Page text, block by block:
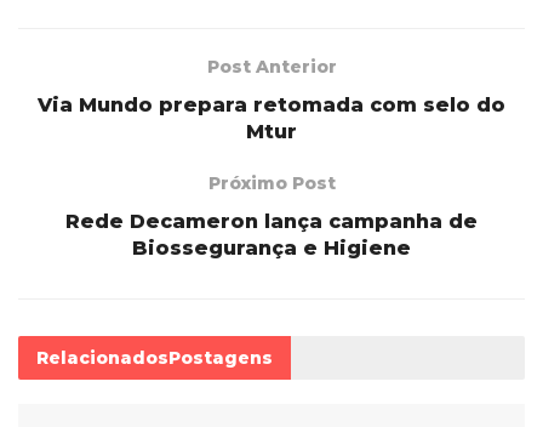
Post Anterior
Via Mundo prepara retomada com selo do
Mtur
Próximo Post
Rede Decameron lança campanha de
Biossegurança e Higiene
RelacionadosPostagens